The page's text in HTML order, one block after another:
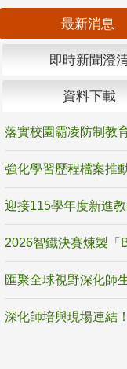
最新消息
即時新聞澄
資料下載
落實校園霸凌防制教
2026智鐵決賽煉製「